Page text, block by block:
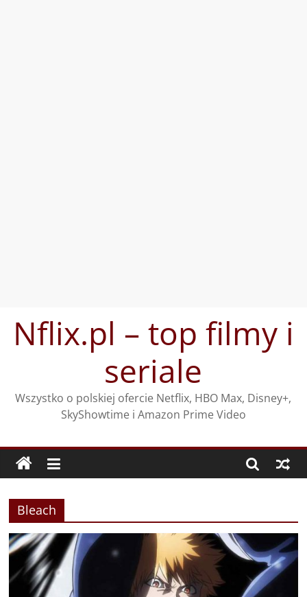
treściNflix.pl – top filmy i
seriale
Wszystko o polskiej ofercie Netflix, HBO Max, Disney+,
SkyShowtime i Amazon Prime Video
Bleach